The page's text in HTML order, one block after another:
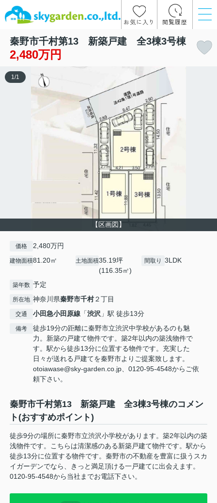
お気に入り 閲覧履歴
秦野市千村第13 新築戸建 全3棟3号棟
2,480万円
【区画図】
1 /1
価格 2,480万円
建物面積81.20㎡ 土地面積35.19坪
(116.35㎡)
間取り 3LDK
築年数 予定
所在地 神奈川県秦野市千村２丁目
交通 小田急小田原線 「渋沢 」駅 徒歩13分
備考
徒歩19分の距離に秦野市立渋沢中学校があるのも魅
力。新築の戸建て物件です。築2年以内の築浅物件で
す。駅から徒歩13分に位置する物件です。充実した
日々が送れる戸建てを秦野市よりご提案致します。
otoiawase@sky-garden.co.jp、0120-95-4548からご依
頼下さい。
秦野市千村第13 新築戸建 全3棟3号棟のコメン
ト(おすすめポイント)
徒歩9分の場所に秦野市立渋沢小学校があります。築2年以内の築
浅物件です。こちらは清潔感のある新築戸建て物件です。駅から
徒歩13分に位置する物件です。秦野市の不動産を豊富に扱うスカ
イガーデンでなら、きっと満足頂ける一戸建てに出会えます。
0120-95-4548から当社までお電話下さい。